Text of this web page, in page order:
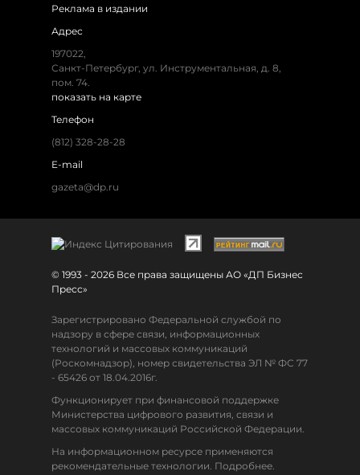
Реклама в издании
Адрес
197022,
Санкт-Петербург, ул. Инструментальная, д. 8,
пом. 74.
показать на карте
Телефон
(812) 328-28-28
E-mail
gazeta@dp.ru
© 1993 - 2026 Все права защищены АО «ДП Бизнес
Пресс»
Зарегистрировано Федеральной службой по
надзору в сфере связи, информационных
технологий и массовых коммуникаций
(Роскомнадзор), номер свидетельства ЭЛ № ФС 77
- 65426 от 18.04.2016г.
Функционирует при финансовой поддержке
Министерства цифрового развития, связи и
массовых коммуникаций Российской Федерации.
На информационном ресурсе применяются
рекомендательные технологии. Подробнее.